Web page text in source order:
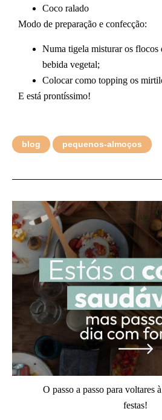
Coco ralado
Modo de preparação e confecção:
Numa tigela misturar os flocos
bebida vegetal;
Colocar como topping os
E está prontíssimo!
blog pequenos-almoços
O passo a passo para voltares
festas!